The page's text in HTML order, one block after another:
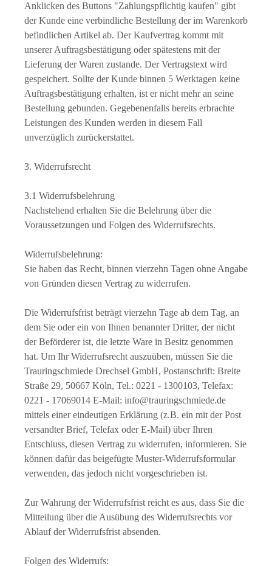
Anklicken des Buttons "Zahlungspflichtig kaufen" gibt
der Kunde eine verbindliche Bestellung der im Warenkorb
befindlichen Artikel ab. Der Kaufvertrag kommt mit
unserer Auftragsbestätigung oder spätestens mit der
Lieferung der Waren zustande. Der Vertragstext wird
gespeichert. Sollte der Kunde binnen 5 Werktagen keine
Auftragsbestätigung erhalten, ist er nicht mehr an seine
Bestellung gebunden. Gegebenenfalls bereits erbrachte
Leistungen des Kunden werden in diesem Fall
unverzüglich zurückerstattet.
3. Widerrufsrecht
3.1 Widerrufsbelehrung
Nachstehend erhalten Sie die Belehrung über die
Voraussetzungen und Folgen des Widerrufsrechts.
Widerrufsbelehrung:
Sie haben das Recht, binnen vierzehn Tagen ohne Angabe
von Gründen diesen Vertrag zu widerrufen.
Die Widerrufsfrist beträgt vierzehn Tage ab dem Tag, an
dem Sie oder ein von Ihnen benannter Dritter, der nicht
der Beförderer ist, die letzte Ware in Besitz genommen
hat. Um Ihr Widerrufsrecht auszuüben, müssen Sie die
Trauringschmiede Drechsel GmbH, Postanschrift: Breite
Straße 29, 50667 Köln, Tel.: 0221 - 1300103, Telefax:
0221 - 17069014 E-Mail: info@trauringschmiede.de
mittels einer eindeutigen Erklärung (z.B. ein mit der Post
versandter Brief, Telefax oder E-Mail) über Ihren
Entschluss, diesen Vertrag zu widerrufen, informieren. Sie
können dafür das beigefügte Muster-Widerrufsformular
verwenden, das jedoch nicht vorgeschrieben ist.
Zur Wahrung der Widerrufsfrist reicht es aus, dass Sie die
Mitteilung über die Ausübung des Widerrufsrechts vor
Ablauf der Widerrufsfrist absenden.
Folgen des Widerrufs: